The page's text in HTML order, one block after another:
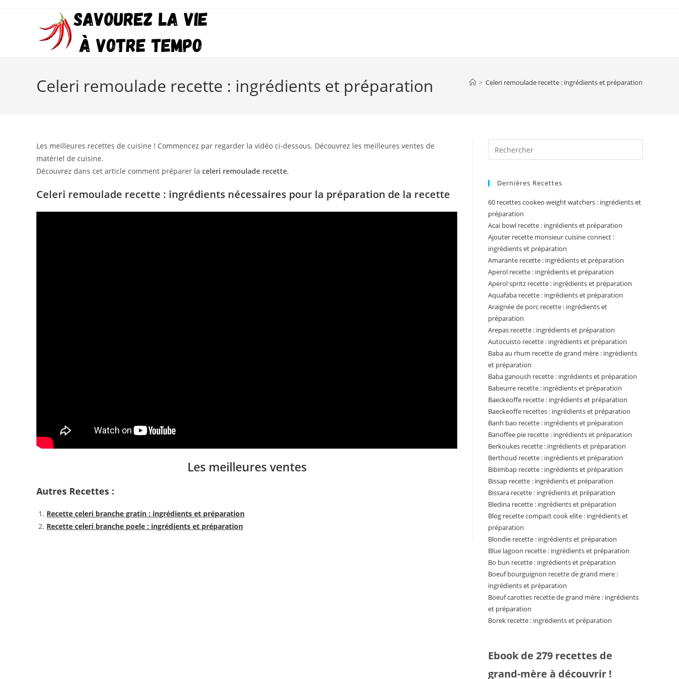
Celeri remoulade recette : ingrédients et préparation > Celeri remoulade recette : ingrédients et préparation
Les meilleures recettes de cuisine ! Commencez par regarder la vidéo ci-dessous. Découvrez les meilleures ventes de
matériel de cuisine.
Découvrez dans cet article comment préparer la celeri remoulade recette.
Celeri remoulade recette : ingrédients nécessaires pour la préparation de la recette
Les meilleures ventes
Autres Recettes :
Recette celeri branche gratin : ingrédients et préparation
Recette celeri branche poele : ingrédients et préparation
Escape
Dernières Recettes
60 recettes cookeo weight watchers : ingrédients et
préparation
Acai bowl recette : ingrédients et préparation
Ajouter recette monsieur cuisine connect :
ingrédients et préparation
Amarante recette : ingrédients et préparation
Aperol recette : ingrédients et préparation
Aperol spritz recette : ingrédients et préparation
Aquafaba recette : ingrédients et préparation
Araignée de porc recette : ingrédients et
préparation
Arepas recette : ingrédients et préparation
Autocuisto recette : ingrédients et préparation
Baba au rhum recette de grand mère : ingrédients
et préparation
Baba ganoush recette : ingrédients et préparation
Babeurre recette : ingrédients et préparation
Baeckeoffe recette : ingrédients et préparation
Baeckeoffe recettes : ingrédients et préparation
Banh bao recette : ingrédients et préparation
Banoffee pie recette : ingrédients et préparation
Berkoukes recette : ingrédients et préparation
Berthoud recette : ingrédients et préparation
Bibimbap recette : ingrédients et préparation
Bissap recette : ingrédients et préparation
Bissara recette : ingrédients et préparation
Bledina recette : ingrédients et préparation
Blog recette compact cook elite : ingrédients et
préparation
Blondie recette : ingrédients et préparation
Blue lagoon recette : ingrédients et préparation
Bo bun recette : ingrédients et préparation
Boeuf bourguignon recette de grand mere :
ingrédients et préparation
Boeuf carottes recette de grand mère : ingrédients
et préparation
Borek recette : ingrédients et préparation
Ebook de 279 recettes de
grand-mère à découvrir !